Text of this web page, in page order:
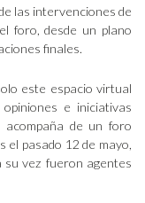
las intervenciones de
foro, desde un plano
finales.
este espacio virtual
e iniciativas
de un foro
el pasado 12 de mayo,
su vez fueron agentes